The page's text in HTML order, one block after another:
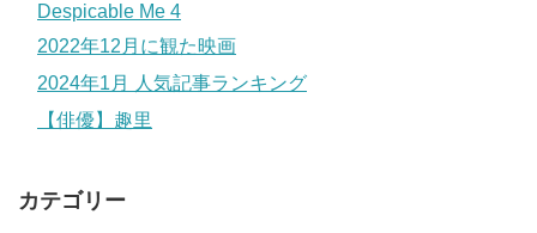
Despicable Me 4
2022年12月に観た映画
2024年1月 人気記事ランキング
【俳優】趣里
カテゴリー